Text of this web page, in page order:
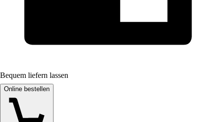
Bequem liefern lassen
Online bestellen